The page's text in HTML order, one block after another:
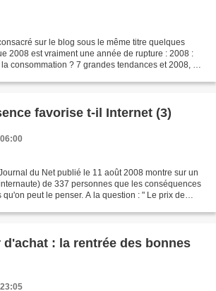
sur le blog sous le même titre quelques
2008 est vraiment une année de rupture : 2008 :
consommation ? 7 grandes tendances et 2008, big
favorise t-il Internet (3)
du Net publié le 11 août 2008 montre sur un
de 337 personnes que les conséquences
peut le penser. A la question : " Le prix de
: la rentrée des bonnes